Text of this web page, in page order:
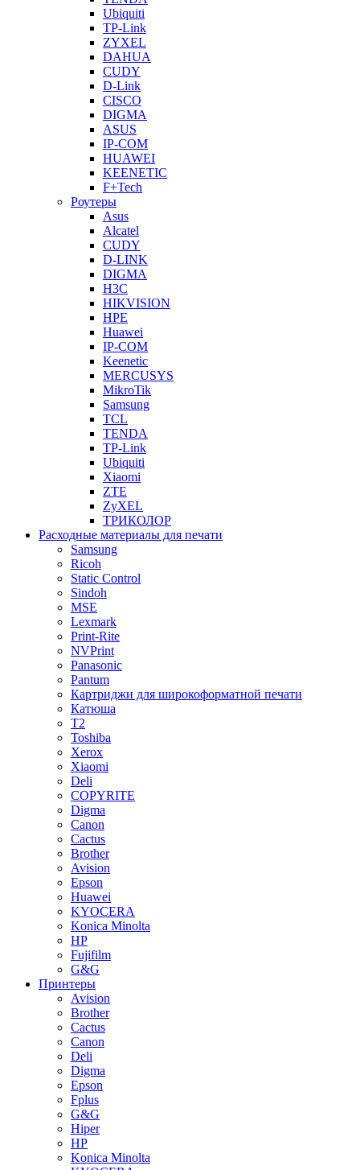
Ubiquiti
TP-Link
ZYXEL
DAHUA
CUDY
D-Link
CISCO
DIGMA
ASUS
IP-COM
HUAWEI
KEENETIC
F+Tech
Роутеры
Asus
Alcatel
CUDY
D-LINK
DIGMA
H3C
HIKVISION
HPE
Huawei
IP-COM
Keenetic
MERCUSYS
MikroTik
Samsung
TCL
TENDA
TP-Link
Ubiquiti
Xiaomi
ZTE
ZyXEL
ТРИКОЛОР
Расходные материалы для печати
Samsung
Ricoh
Static Control
Sindoh
MSE
Lexmark
Print-Rite
NVPrint
Panasonic
Pantum
Картриджи для широкоформатной печати
Катюша
T2
Toshiba
Xerox
Xiaomi
Deli
COPYRITE
Digma
Canon
Cactus
Brother
Avision
Epson
Huawei
KYOCERA
Konica Minolta
HP
Fujifilm
G&G
Принтеры
Avision
Brother
Cactus
Canon
Deli
Digma
Epson
Fplus
G&G
Hiper
HP
Konica Minolta